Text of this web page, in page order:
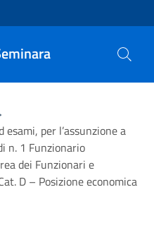
per l’assunzione a
n. 1 Funzionario
dei Funzionari e
D – Posizione economica